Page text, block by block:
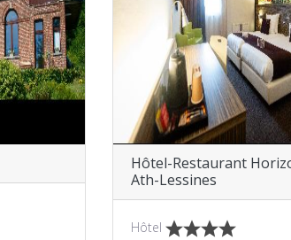
Hôtel-Restaurant
Ath-Lessines
Hôtel